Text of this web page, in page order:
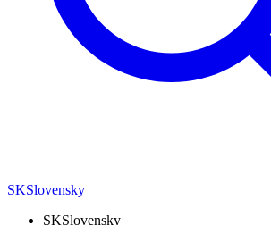
SKSlovensky
SKSlovensky